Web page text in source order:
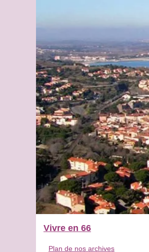
Vivre en 66
Plan de nos archives